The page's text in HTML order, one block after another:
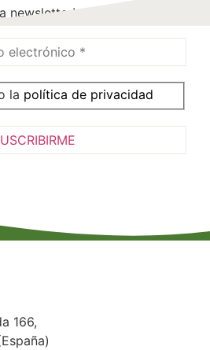
newsletter!
la política de privacidad
166,